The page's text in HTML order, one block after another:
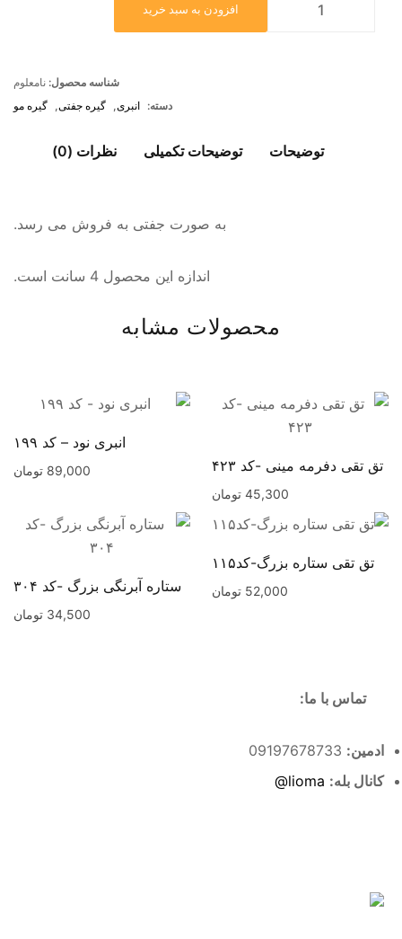
افزودن به سبد خرید
شناسه محصول: نامعلوم
دسته: انبری گیره جفتی گیره مو
توضیحات توضیحات تکمیلی نظرات (0)
به صورت جفتی به فروش می رسد.
اندازه این محصول 4 سانت است.
محصولات مشابه
تق تقی دفرمه مینی -کد ۴۲۳
45,300 تومان
انبری نود – کد ۱۹۹
89,000 تومان
تق تقی ستاره بزرگ-کد۱۱۵
52,000 تومان ستاره آبرنگی بزرگ -کد ۳۰۴
34,500 تومان
تماس با ما:
ادمین:
کانال بله: lioma@